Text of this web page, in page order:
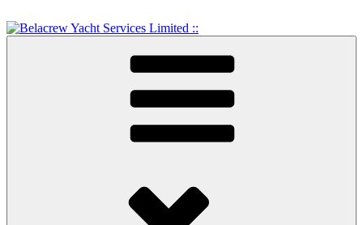
to
content
Belacrew Yacht Services
Crew Training and Yacht Service